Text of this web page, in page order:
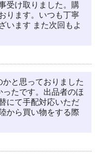
受け取りました。購
ります。いつも丁寧
います また次回もよ
と思っておりました
たです。出品者のほ
にて手配対応いただ
から買い物をする際